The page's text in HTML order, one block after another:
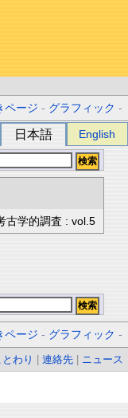
ページ - グラフィック -
日本語 English
古学的調査 : vol.5
ページ - グラフィック -
わり 連絡先
ニュース